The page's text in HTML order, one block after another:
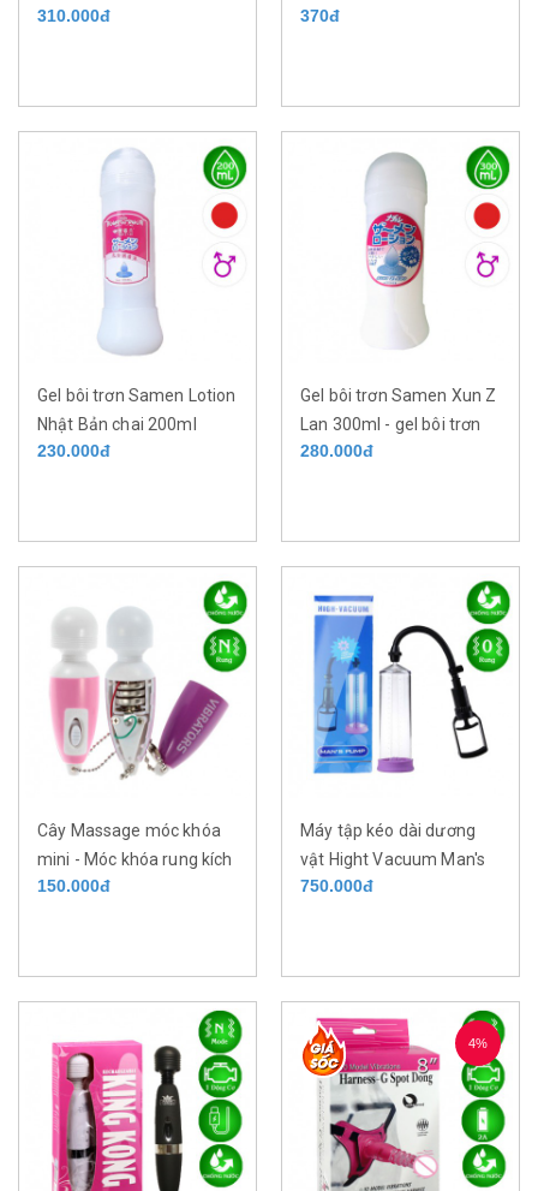
mát lạnh dành cho đồng
310.000đ
mát lạnh dành cho LGBT.
370đ
Gel bôi trơn Samen Lotion
Nhật Bản chai 200ml
230.000đ
Gel bôi trơn Samen Xun Z
Lan 300ml - gel bôi trơn
Nhật Bản.
280.000đ
Cây Massage móc khóa
mini - Móc khóa rung kích
thích điểm nhạy cảm
150.000đ
Máy tập kéo dài dương
vật Hight Vacuum Man's
Pump
750.000đ
4%